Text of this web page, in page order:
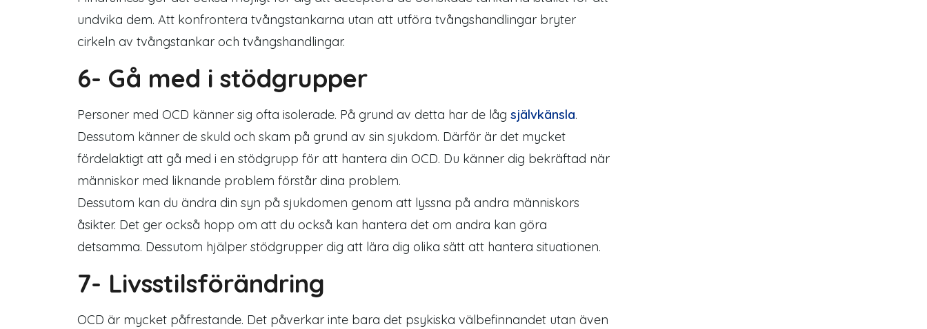
undvika dem. Att konfrontera tvångstankarna utan att utföra tvångshandlingar bryter
cirkeln av tvångstankar och tvångshandlingar.
6- Gå med i stödgrupper
Personer med OCD känner sig ofta isolerade. På grund av detta har de låg självkänsla.
Dessutom känner de skuld och skam på grund av sin sjukdom. Därför är det mycket
fördelaktigt att gå med i en stödgrupp för att hantera din OCD. Du känner dig bekräftad när
människor med liknande problem förstår dina problem.
Dessutom kan du ändra din syn på sjukdomen genom att lyssna på andra människors
åsikter. Det ger också hopp om att du också kan hantera det om andra kan göra
detsamma. Dessutom hjälper stödgrupper dig att lära dig olika sätt att hantera situationen.
7- Livsstilsförändring
OCD är mycket påfrestande. Det påverkar inte bara det psykiska välbefinnandet utan även